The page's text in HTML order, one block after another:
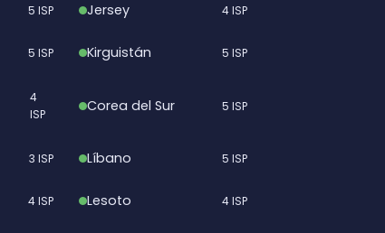
5 ISP Jersey 4 ISP
5 ISP Kirguistán 5 ISP
4
ISP
Corea del Sur 5 ISP
3 ISP Líbano 5 ISP
4 ISP Lesoto 4 ISP